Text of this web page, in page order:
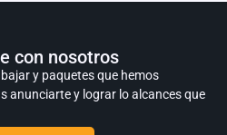
con nosotros
y paquetes que hemos
anunciarte y lograr lo alcances que